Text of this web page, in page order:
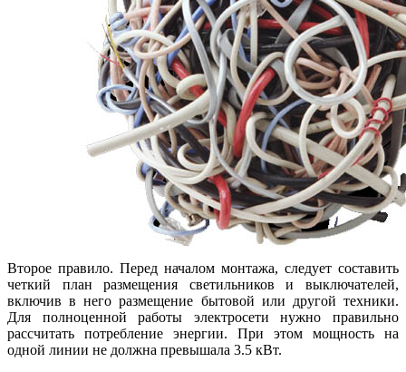
Второе правило. Перед началом монтажа, следует составить
четкий план размещения светильников и выключателей,
включив в него размещение бытовой или другой техники.
Для полноценной работы электросети нужно правильно
рассчитать потребление энергии. При этом мощность на
одной линии не должна превышала 3.5 кВт.